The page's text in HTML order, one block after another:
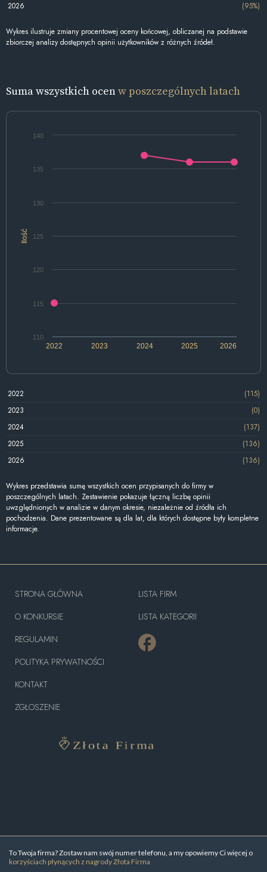
2026
(95%)
Wykres ilustruje zmiany procentowej oceny końcowej, obliczanej na podstawie
zbiorczej analizy dostępnych opinii użytkowników z różnych źródeł.
Suma wszystkich ocenw poszczególnych latach
Ilość
2022 2024 2026
2023 2025
110
115
120
125
130
135
140
2022
(115)
2023
(0)
2024
(137)
2025
(136)
2026
(136)
Wykres przedstawia sumę wszystkich ocen przypisanych do firmy w
poszczególnych latach. Zestawienie pokazuje łączną liczbę opinii
uwzględnionych w analizie w danym okresie, niezależnie od źródła ich
pochodzenia. Dane prezentowane są dla lat, dla których dostępne były kompletne
informacje.
To Twoja firma? Zostaw nam swój numer telefonu, a my opowiemy Ci więcej o
korzyściach płynących z nagrody Złota Firma
STRONA GŁÓWNA
O KONKURSIE
REGULAMIN
POLITYKA PRYWATNOŚCI
KONTAKT
ZGŁOSZENIE
LISTA FIRM
LISTA KATEGORII